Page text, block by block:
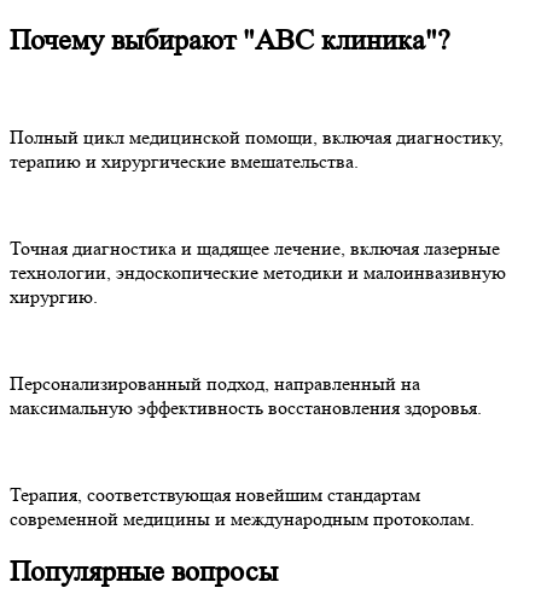
Почему выбирают "ABC клиника"?
Полный цикл медицинской помощи, включая диагностику,
терапию и хирургические вмешательства.
Точная диагностика и щадящее лечение, включая лазерные
технологии, эндоскопические методики и малоинвазивную
хирургию.
Персонализированный подход, направленный на
максимальную эффективность восстановления здоровья.
Терапия, соответствующая новейшим стандартам
современной медицины и международным протоколам.
Популярные вопросы